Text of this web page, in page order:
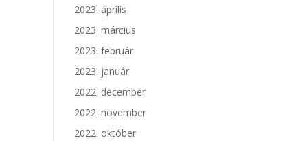
2023. április
2023. március
2023. február
2023. január
2022. december
2022. november
2022. október